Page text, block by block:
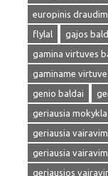
europinis
flylal
gajos
gamina virtuves
gaminame
genio baldai
geriausia
geriausia
geriausia
geriausios